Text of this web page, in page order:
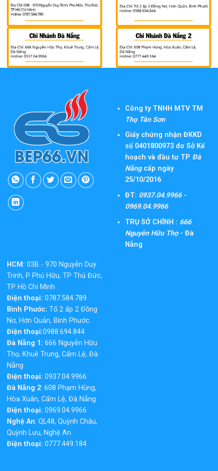
Công ty TNHH MTV TM
Thọ Tân Sơn
Giấy chứng nhận ĐKKD
số 0401800973 do Sở Kế
hoạch và đầu tư TP Đà
Nẵngcấp ngày
25/10/2016
ĐT: 0937.04.9966 -
0969.04.9966
TRỤ SỞ CHÍNH : 666
Nguyễn Hữu Thọ- Đà
Nẵng
HCM: 03B - 970 Nguyễn Duy
Trinh, P Phú Hữu, TP Thủ Đức,
TP Hồ Chí Minh
Điện thoại: 0787.584.789
Bình Phước: Tổ 2 ấp 2 Đồng
Nơ, Hớn Quản, Bình Phước
Điện thoại:0988.694.844
Đà Nẵng 1: 666 Nguyễn Hữu
Thọ, Khuê Trung, Cẩm Lệ, Đà
Nẵng
Điện thoại: 0937.04.9966
Đà Nẵng 2: 608 Phạm Hùng,
Hòa Xuân, Cẩm Lệ, Đà Nẵng
Điện thoại: 0969.04.9966
Nghệ An: QL48, Quỳnh Châu,
Quỳnh Lưu, Nghệ An
Điện thoại: 0777.449.184